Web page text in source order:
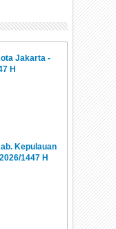
Jakarta -
H
Kepulauan
1447 H